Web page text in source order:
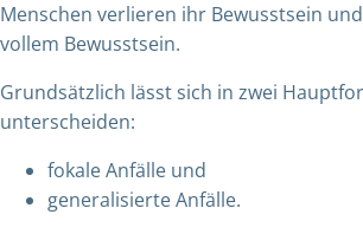
Menschen verlieren ihr Bewusstsein
vollem Bewusstsein.
Grundsätzlich lässt sich in zwei
unterscheiden:
fokale Anfälle und
generalisierte Anfälle.